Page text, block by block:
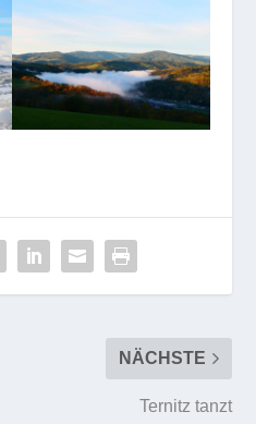
NÄCHSTE
Ternitz tanzt